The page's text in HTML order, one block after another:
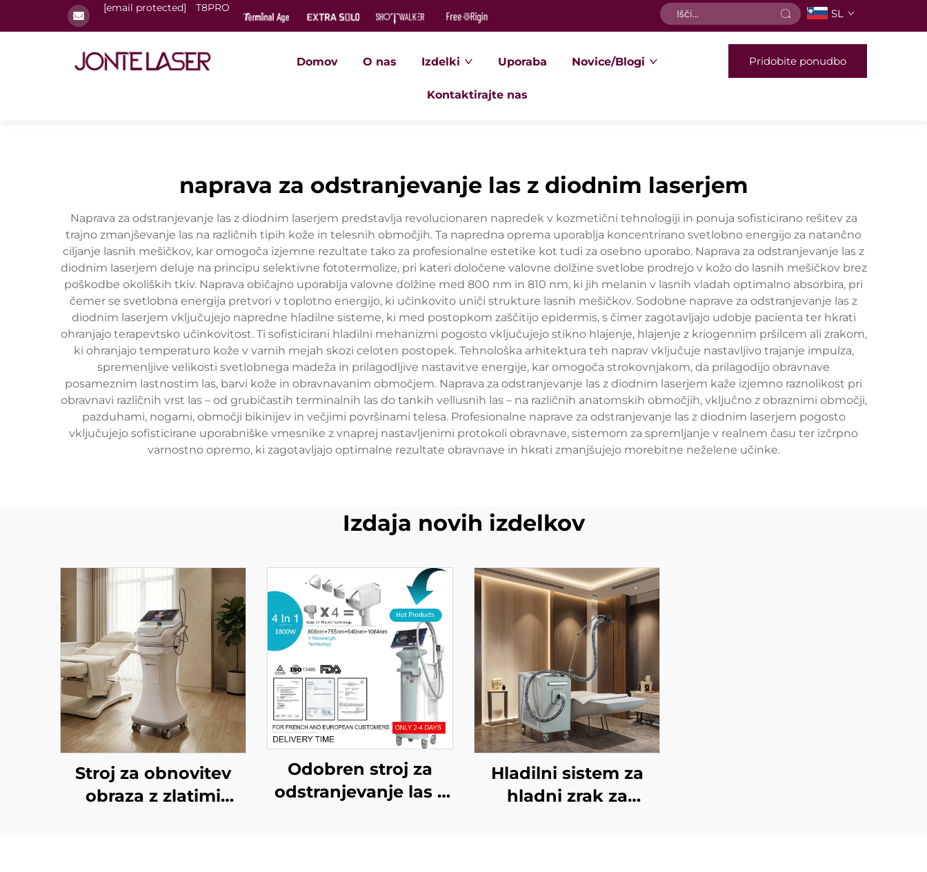
[email protected] T8PRO SL
Domov O nas Izdelki Uporaba Novice/Blogi
Kontaktirajte nas
Pridobite ponudbo
naprava za odstranjevanje las z diodnim laserjem
Naprava za odstranjevanje las z diodnim laserjem predstavlja revolucionaren napredek v kozmetični tehnologiji in ponuja sofisticirano rešitev za
trajno zmanjševanje las na različnih tipih kože in telesnih območjih. Ta napredna oprema uporablja koncentrirano svetlobno energijo za natančno
ciljanje lasnih mešičkov, kar omogoča izjemne rezultate tako za profesionalne estetike kot tudi za osebno uporabo. Naprava za odstranjevanje las z
diodnim laserjem deluje na principu selektivne fototermolize, pri kateri določene valovne dolžine svetlobe prodrejo v kožo do lasnih mešičkov brez
poškodbe okoliških tkiv. Naprava običajno uporablja valovne dolžine med 800 nm in 810 nm, ki jih melanin v lasnih vladah optimalno absorbira, pri
čemer se svetlobna energija pretvori v toplotno energijo, ki učinkovito uniči strukture lasnih mešičkov. Sodobne naprave za odstranjevanje las z
diodnim laserjem vključujejo napredne hladilne sisteme, ki med postopkom zaščitijo epidermis, s čimer zagotavljajo udobje pacienta ter hkrati
ohranjajo terapevtsko učinkovitost. Ti sofisticirani hladilni mehanizmi pogosto vključujejo stikno hlajenje, hlajenje z kriogennim pršilcem ali zrakom,
ki ohranjajo temperaturo kože v varnih mejah skozi celoten postopek. Tehnološka arhitektura teh naprav vključuje nastavljivo trajanje impulza,
spremenljive velikosti svetlobnega madeža in prilagodljive nastavitve energije, kar omogoča strokovnjakom, da prilagodijo obravnave
posameznim lastnostim las, barvi kože in obravnavanim območjem. Naprava za odstranjevanje las z diodnim laserjem kaže izjemno raznolikost pri
obravnavi različnih vrst las – od grubičastih terminalnih las do tankih vellusnih las – na različnih anatomskih območjih, vključno z obraznimi območji,
pazduhami, nogami, območji bikinijev in večjimi površinami telesa. Profesionalne naprave za odstranjevanje las z diodnim laserjem pogosto
vključujejo sofisticirane uporabniške vmesnike z vnaprej nastavljenimi protokoli obravnave, sistemom za spremljanje v realnem času ter izčrpno
varnostno opremo, ki zagotavljajo optimalne rezultate obravnave in hkrati zmanjšujejo morebitne neželene učinke.
Izdaja novih izdelkov
Stroj za obnovitev
obraza z zlatimi
Odobren stroj za
odstranjevanje las z
Hladilni sistem za
hladni zrak za